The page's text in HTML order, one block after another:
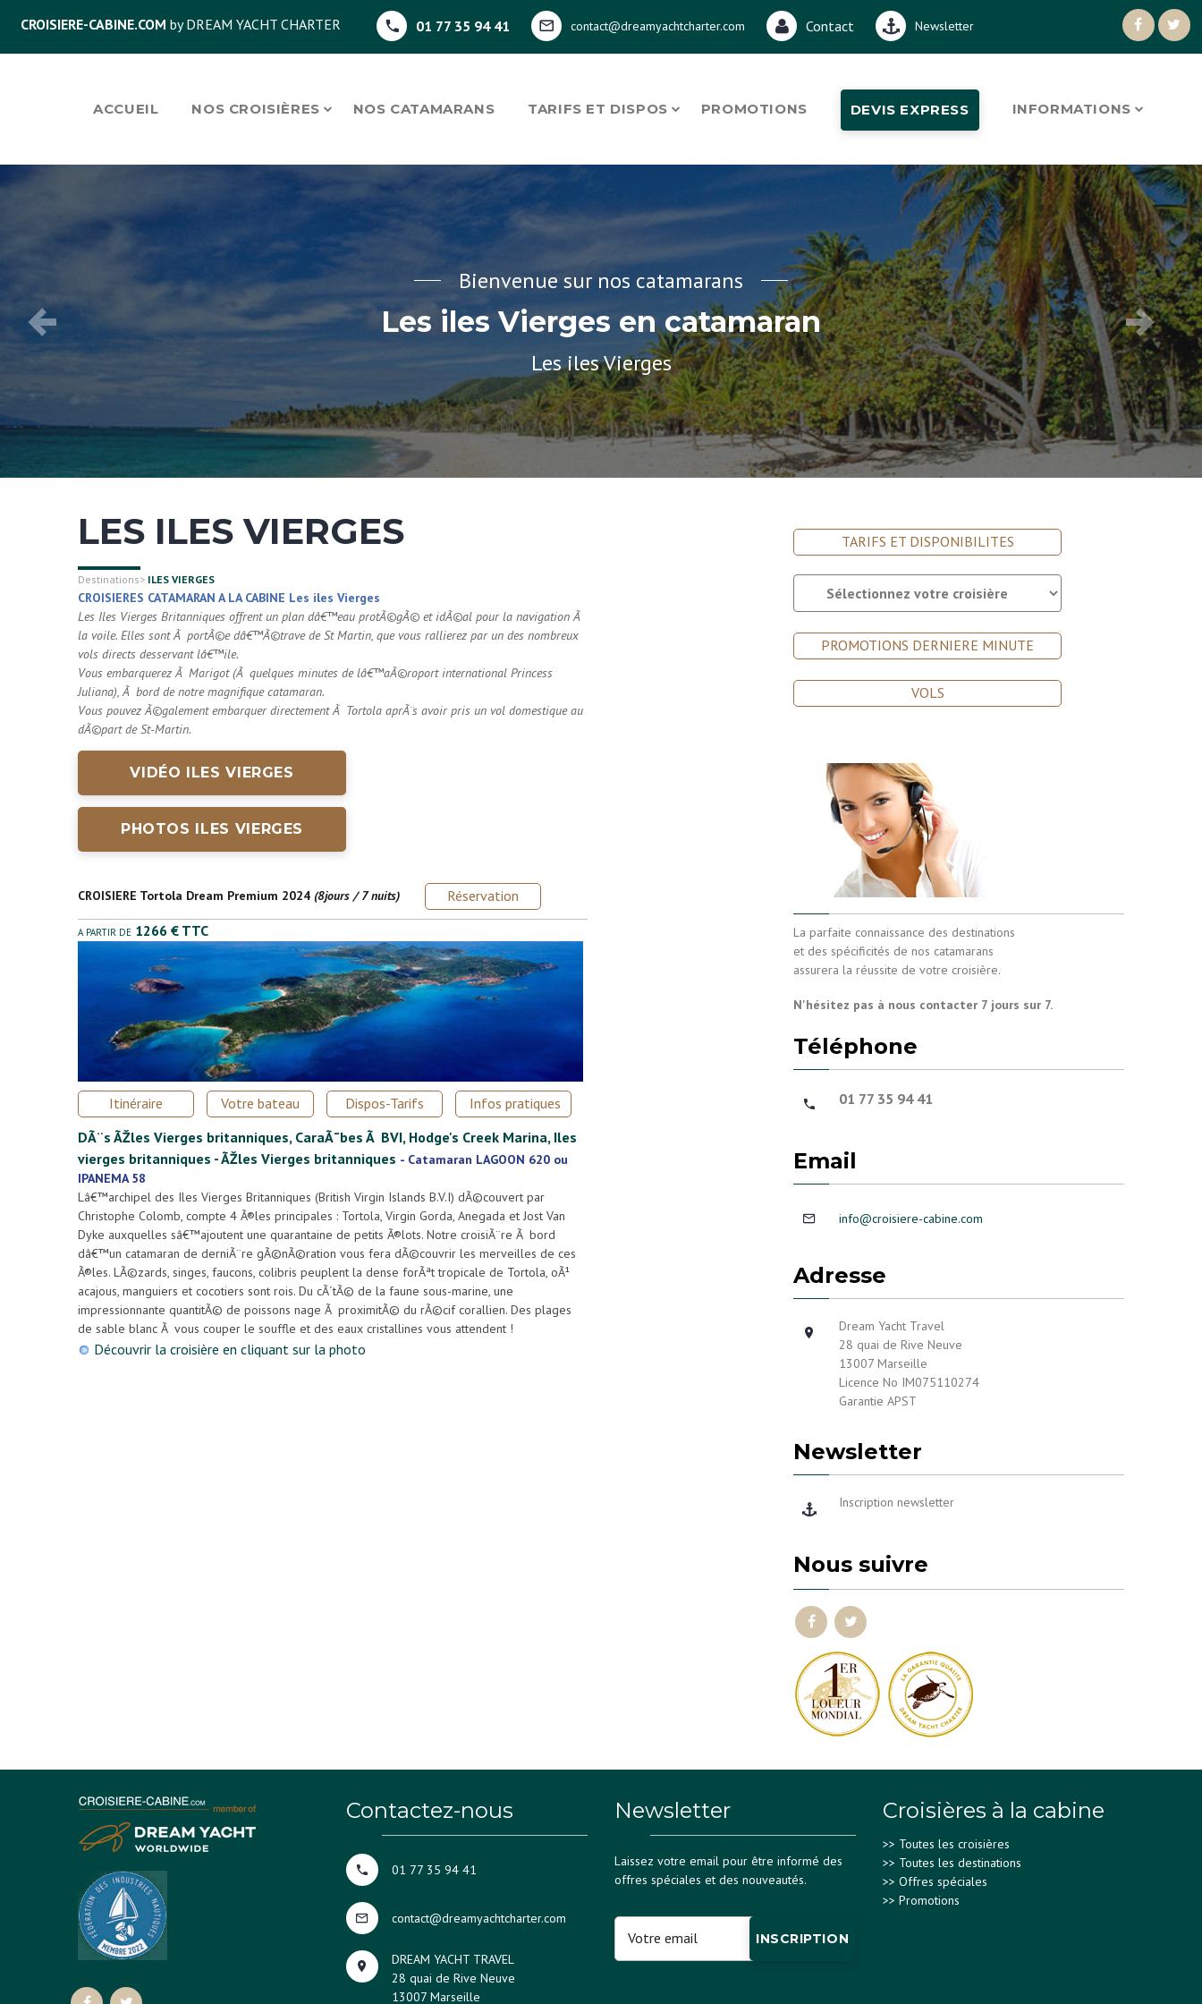
CROISIERE-CABINE.COM by DREAM YACHT CHARTER 01 77 35 94 41 contact@dreamyachtcharter.com Contact Newsletter
ACCUEIL NOS CROISIÈRES NOS CATAMARANS TARIFS ET DISPOS PROMOTIONS DEVIS EXPRESS INFORMATIONS
Bienvenue sur nos catamarans
Les iles Vierges en catamaran
Les iles Vierges
LES ILES VIERGES
Destinations> ILES VIERGES
CROISIERES CATAMARAN A LA CABINE Les iles Vierges
Les Iles Vierges Britanniques offrent un plan dâ€™eau protÃ©gÃ© et idÃ©al pour la navigation Ã
la voile. Elles sont Ã portÃ©e dâ€™Ã©trave de St Martin, que vous rallierez par un des nombreux
vols directs desservant lâ€™ile.
Vous embarquerez Ã Marigot (Ã quelques minutes de lâ€™aÃ©roport international Princess
Juliana), Ã bord de notre magnifique catamaran.
Vous pouvez Ã©galement embarquer directement Ã Tortola aprÃ¨s avoir pris un vol domestique au
dÃ©part de St-Martin.
VIDÉO ILES VIERGES
PHOTOS ILES VIERGES
CROISIERE Tortola Dream Premium 2024 (8jours / 7 nuits) Réservation
A PARTIR DE 1266 € TTC
Itinéraire Votre bateau Dispos-Tarifs
Infos pratiques
DÃ¨s ÃŽles Vierges britanniques, CaraÃ¯bes Ã BVI, Hodge's Creek Marina, Iles
vierges britanniques - ÃŽles Vierges britanniques - Catamaran LAGOON 620 ou
IPANEMA 58
Lâ€™archipel des Iles Vierges Britanniques (British Virgin Islands B.V.I) dÃ©couvert par
Christophe Colomb, compte 4 Ã®les principales : Tortola, Virgin Gorda, Anegada et Jost Van
Dyke auxquelles sâ€™ajoutent une quarantaine de petits Ã®lots. Notre croisiÃ¨re Ã bord
dâ€™un catamaran de derniÃ¨re gÃ©nÃ©ration vous fera dÃ©couvrir les merveilles de ces
Ã®les. LÃ©zards, singes, faucons, colibris peuplent la dense forÃªt tropicale de Tortola, oÃ¹
acajous, manguiers et cocotiers sont rois. Du cÃ´tÃ© de la faune sous-marine, une
impressionnante quantitÃ© de poissons nage Ã proximitÃ© du rÃ©cif corallien. Des plages
de sable blanc Ã vous couper le souffle et des eaux cristallines vous attendent !
Découvrir la croisière en cliquant sur la photo
TARIFS ET DISPONIBILITES
PROMOTIONS DERNIERE MINUTE
VOLS
La parfaite connaissance des destinations
et des spécificités de nos catamarans
assurera la réussite de votre croisière.
N'hésitez pas à nous contacter 7 jours sur 7.
Téléphone
01 77 35 94 41
Email
info@croisiere-cabine.com
Adresse
Dream Yacht Travel
28 quai de Rive Neuve
13007 Marseille
Licence No IM075110274
Garantie APST
Newsletter
Inscription newsletter
Nous suivre
Contactez-nous
01 77 35 94 41
contact@dreamyachtcharter.com
DREAM YACHT TRAVEL
28 quai de Rive Neuve
13007 Marseille
Newsletter
Laissez votre email pour être informé des
offres spéciales et des nouveautés.
INSCRIPTION
Croisières à la cabine
>> Toutes les croisières
>> Toutes les destinations
>> Offres spéciales
>> Promotions